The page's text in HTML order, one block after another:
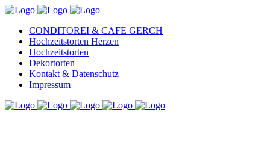
CONDITOREI & CAFE GERCH
Hochzeitstorten Herzen
Hochzeitstorten
Dekortorten
Kontakt & Datenschutz
Impressum